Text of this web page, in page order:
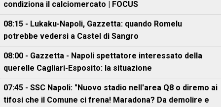
condiziona il calciomercato | FOCUS
08:15 - Lukaku-Napoli, Gazzetta: quando Romelu
potrebbe vedersi a Castel di Sangro
08:00 - Gazzetta - Napoli spettatore interessato della
querelle Cagliari-Esposito: la situazione
07:45 - SSC Napoli: "Nuovo stadio nell'area Q8 o diremo ai
tifosi che il Comune ci frena! Maradona? Da demolire e